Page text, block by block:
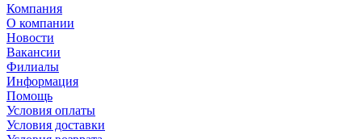
Компания
О компании
Новости
Вакансии
Филиалы
Информация
Помощь
Условия оплаты
Условия доставки